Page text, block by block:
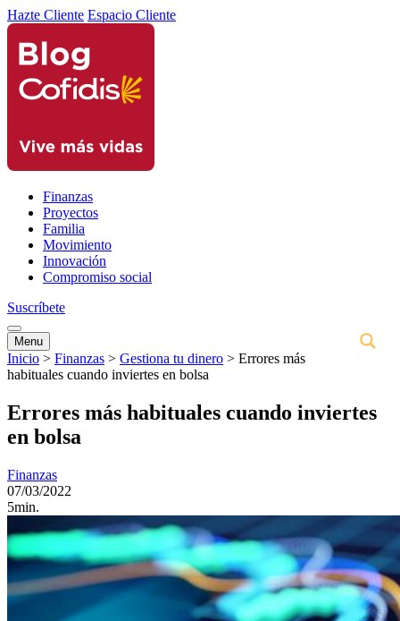
Hazte Cliente Espacio Cliente
Finanzas
Proyectos
Familia
Movimiento
Innovación
Compromiso social
Suscríbete
Menu
Inicio > Finanzas > Gestiona tu dinero > Errores más
habituales cuando inviertes en bolsa
Errores más habituales cuando inviertes
en bolsa
Finanzas
07/03/2022
5min.